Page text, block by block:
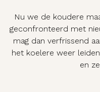
Nu we de koudere
geconfronteerd met
mag dan verfrissend
het koelere weer
en